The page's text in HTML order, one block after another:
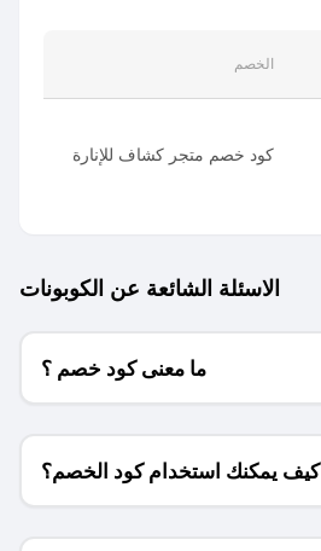
الخصم
كود خصم متجر كشاف للإنارة
الاسئلة الشائعة عن الكوبونات
ما معنى كود خصم ؟
كيف يمكنك استخدام كود الخصم؟